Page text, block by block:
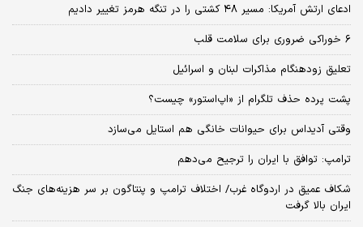
ادعای ارتش آمریکا: مسیر ۴۸ کشتی را در تنگه هرمز تغییر دادیم
۶ خوراکی ضروری برای سلامت قلب
تعلیق زودهنگام مذاکرات لبنان و اسرائیل
پشت پرده حذف تلگرام از «اپ‌استور» چیست؟
وقتی آدیداس برای حیوانات خانگی هم استایل می‌سازد
ترامپ: توافق با ایران را ترجیح می‌دهم
شکاف عمیق در اردوگاه غرب/ اختلاف ترامپ و پنتاگون بر سر هزینه‌های جنگ
ایران بالا گرفت